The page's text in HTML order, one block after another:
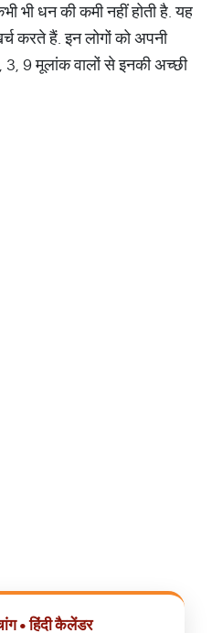
भी धन की कमी नहीं होती है. यह
करते हैं. इन लोगों को अपनी
3, 9 मूलांक वालों से इनकी अच्छी
• हिंदी कैलेंडर